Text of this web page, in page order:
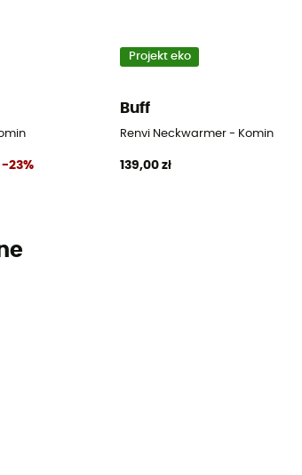
-23%
Projekt eko
Buff
Renvi Neckwarmer - Komin
139,00 zł